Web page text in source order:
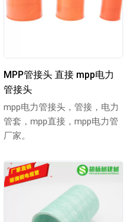
MPP管接头 直接 mpp电力
管接头
mpp电力管接头，管接，电力
管套，mpp直接，mpp电力管
厂家。